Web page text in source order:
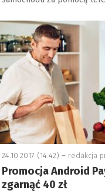
24.10.2017 (14:42) – redakcja
Promocja Android
zgarnąć 40 zł